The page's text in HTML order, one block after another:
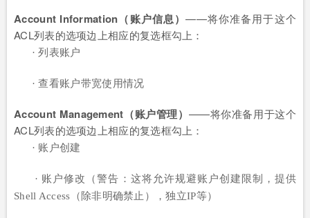
Account Information（账户信息）——将你准备用于这个
ACL列表的选项边上相应的复选框勾上：
· 列表账户
· 查看账户带宽使用情况
Account Management（账户管理） ——将你准备用于这个
ACL列表的选项边上相应的复选框勾上：
· 账户创建
· 账户修改（警告：这将允许规避账户创建限制，提供
Shell Access（除非明确禁止），独立IP等）